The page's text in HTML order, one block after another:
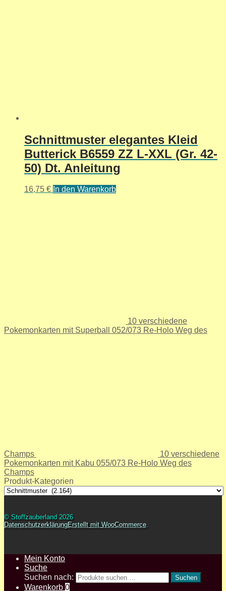
Schnittmuster elegantes Kleid
Butterick B6559 ZZ L-XXL (Gr. 42-
50) Dt. Anleitung
16,75 € In den Warenkorb
10 verschiedene
Pokemonkarten mit Superball 052/073 Re-Holo Weg des
Champs
10 verschiedene
Pokemonkarten mit Kabu 055/073 Re-Holo Weg des
Champs
Produkt-Kategorien
© Stoffzauberland 2026
DatenschutzerklärungErstellt mit WooCommerce.
Mein Konto
Suche
Suchen nach:
Suchen
Warenkorb 0